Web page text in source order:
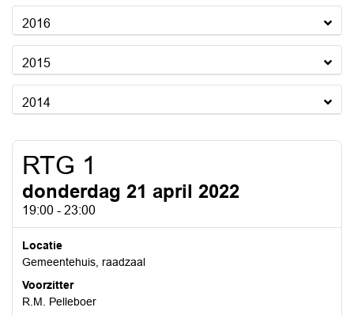
2016
2015
2014
RTG 1
donderdag 21 april 2022
19:00 - 23:00
Locatie
Gemeentehuis, raadzaal
Voorzitter
R.M. Pelleboer